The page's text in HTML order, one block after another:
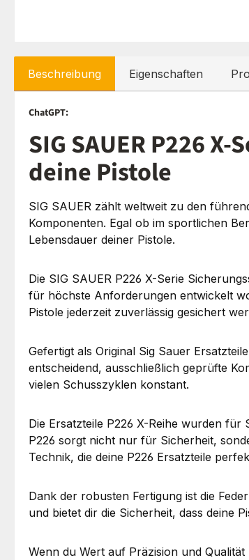
Beschreibung Eigenschaften
ChatGPT:
SIG SAUER P226
deine Pistole
SIG SAUER zählt weltweit zu den
Komponenten. Egal ob im sportlichen
Lebensdauer deiner Pistole.
Die SIG SAUER P226 X-Serie
für höchste Anforderungen entwickelt
Pistole jederzeit zuverlässig gesichert
Gefertigt als Original Sig Sauer
entscheidend, ausschließlich geprüfte
vielen Schusszyklen konstant.
Die Ersatzteile P226 X-Reihe wurden
P226 sorgt nicht nur für Sicherheit,
Technik, die deine P226 Ersatzteile
Dank der robusten Fertigung ist die
und bietet dir die Sicherheit, dass deine
Wenn du Wert auf Präzision und